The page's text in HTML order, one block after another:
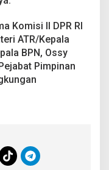
Komisi II DPR RI
ATR/Kepala
BPN, Ossy
Pimpinan